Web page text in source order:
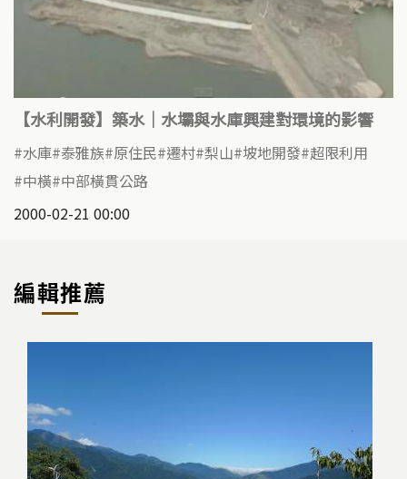
【水利開發】築水｜水壩與水庫興建對環境的影響
水庫 泰雅族 原住民 遷村 梨山 坡地開發 超限利用
中橫 中部橫貫公路
2000-02-21 00:00
編輯推薦